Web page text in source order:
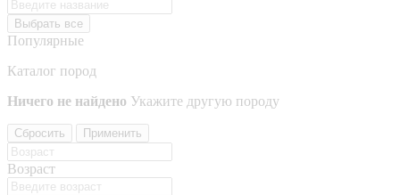
Выбрать все
Популярные
Каталог пород
Ничего не найдено Укажите другую породу
Сбросить Применить
Возраст